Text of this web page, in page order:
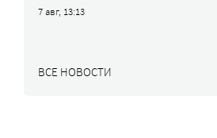
7 авг, 13:13
ВСЕ НОВОСТИ